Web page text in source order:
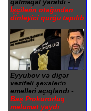
qalmaqal yaratdı -
İşçilərin otağından
dinləyici qurğu tapılıb
Eyyubov və digər
vəzifəli şəxslərin
əməlləri açıqlandı -
Baş Prokurorluq
məlumat yaydı